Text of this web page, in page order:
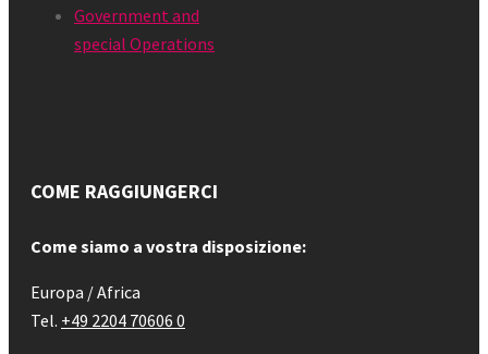
Government and
special Operations
COME RAGGIUNGERCI
Come siamo a vostra disposizione:
Europa / Africa
Tel. +49 2204 70606 0